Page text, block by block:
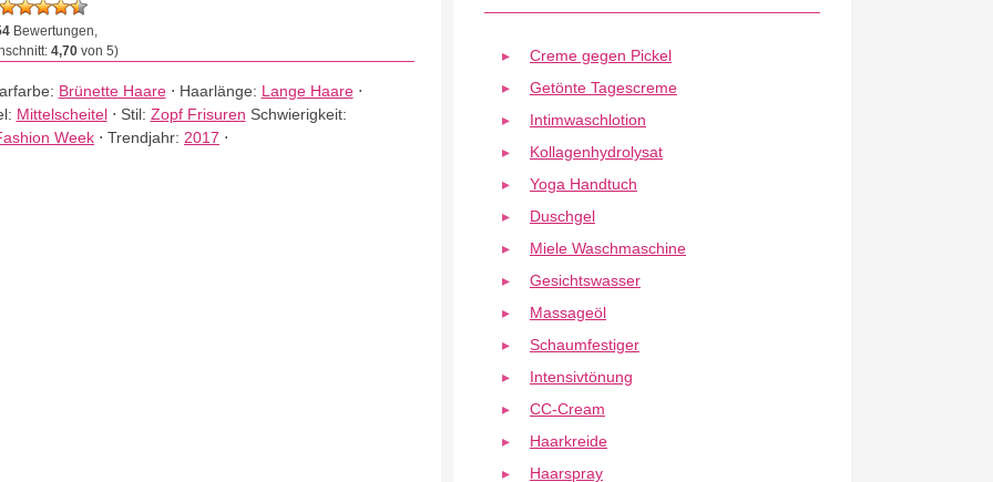
Bewertungen,
4,70von 5)
Brünette Haare⋅ Haarlänge: Lange Haare⋅
Mittelscheitel⋅ Stil: Zopf Frisuren Schwierigkeit:
Week ⋅Trendjahr: 2017 ⋅
Creme gegen Pickel
Getönte Tagescreme
Intimwaschlotion
Kollagenhydrolysat
Yoga Handtuch
Duschgel
Miele Waschmaschine
Gesichtswasser
Massageöl
Schaumfestiger
Intensivtönung
CC-Cream
Haarkreide
Haarspray